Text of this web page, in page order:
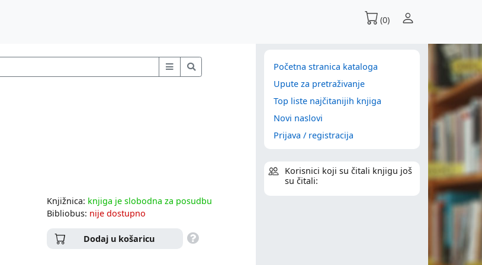
(0)
Knjižnica: knjiga je slobodna za posudbu
Bibliobus: nije dostupno
Dodaj u košaricu
Početna stranica kataloga
Upute za pretraživanje
Top liste najčitanijih knjiga
Novi naslovi
Prijava / registracija
Korisnici koji su čitali knjigu još
su čitali: